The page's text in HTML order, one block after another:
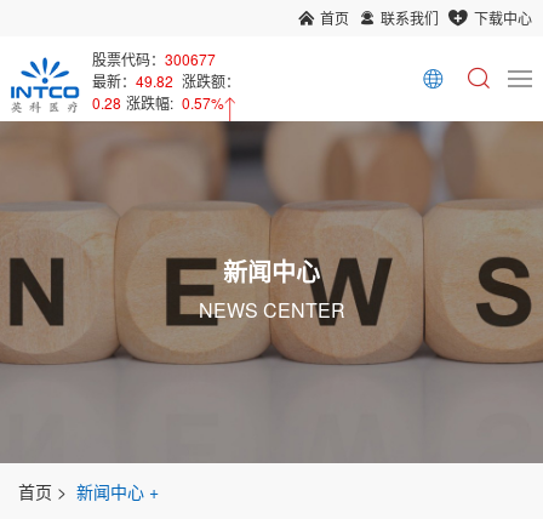
首页 联系我们
下载中心
股票代码：300677
最新：49.82 涨跌额：
0.28 涨跌幅: 0.57%
新闻中心
NEWS CENTER
首页 新闻中心